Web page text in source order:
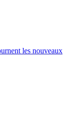
les nouveaux